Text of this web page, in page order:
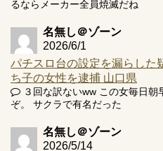
Powered by livedoor 相互RSS
るならメーカー全員焼滅だね
名無し＠ゾーン
2026/6/1
パチスロ台の設定を漏らした
ち子の女性を逮捕 山口県
３回な訳ないww この女毎日
ぞ。 サクラで有名だった
名無し＠ゾーン
2026/5/14